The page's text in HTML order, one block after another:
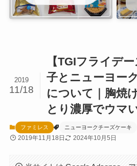
【TGIフライデ
子とニューヨー
について｜胸焼
とり濃厚でウマ
2019
11/18
ファミレス ニューヨークチーズケーキ
2019年11月18日 2024年10月5日